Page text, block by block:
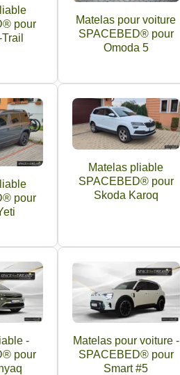
pour
Matelas pour voiture
SPACEBED® pour
Omoda 5
pour
Matelas pliable
SPACEBED® pour
Skoda Karoq
-
pour
Matelas pour voiture -
SPACEBED® pour
Smart #5